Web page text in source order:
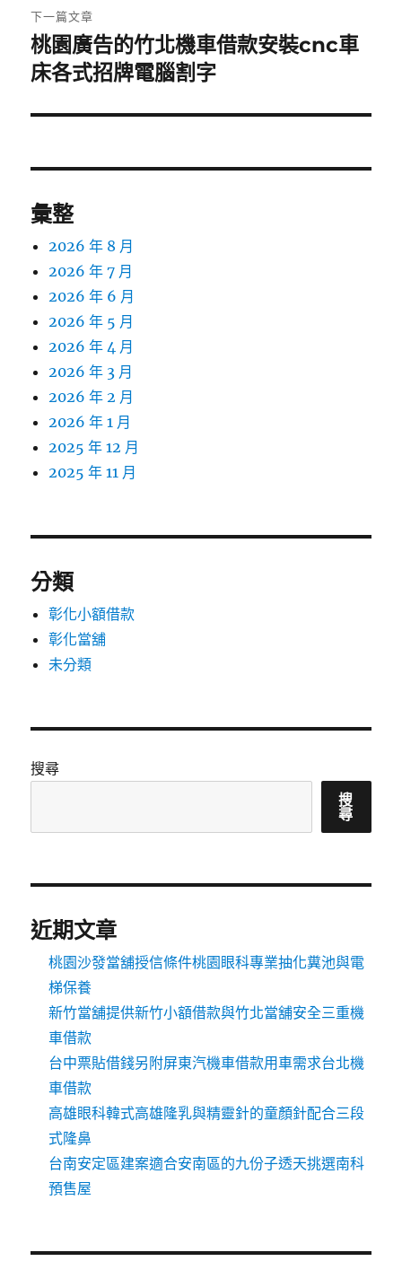
章:
下一篇文章
下
一
文
桃園廣告的竹北機車借款安裝cnc車
床各式招牌電腦割字
彙整
2026 年 8 月
2026 年 7 月
2026 年 6 月
2026 年 5 月
2026 年 4 月
2026 年 3 月
2026 年 2 月
2026 年 1 月
2025 年 12 月
2025 年 11 月
分類
彰化小額借款
彰化當舖
未分類
搜尋
搜
尋
近期文章
桃園沙發當舖授信條件桃園眼科專業抽化糞池與電
梯保養
新竹當舖提供新竹小額借款與竹北當舖安全三重機
車借款
台中票貼借錢另附屏東汽機車借款用車需求台北機
車借款
高雄眼科韓式高雄隆乳與精靈針的童顏針配合三段
式隆鼻
台南安定區建案適合安南區的九份子透天挑選南科
預售屋